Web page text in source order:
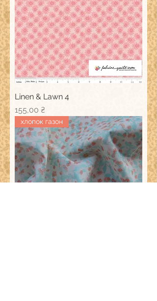
Linen & Lawn 4
Ціна
155,00 ₴
хлопок газон